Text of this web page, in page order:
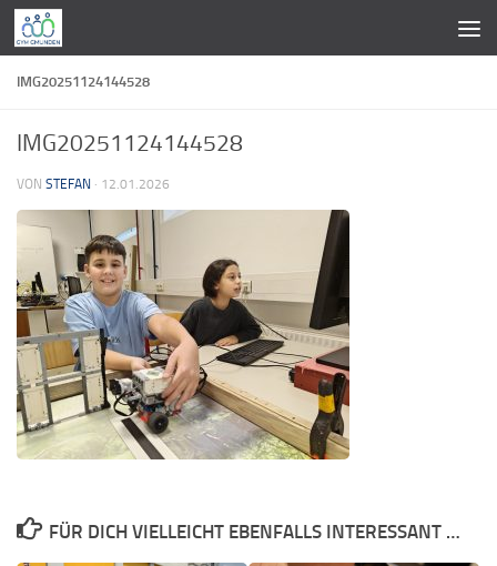
Zum Inhalt springen
IMG20251124144528
IMG20251124144528
VON STEFAN · 12.01.2026
FÜR DICH VIELLEICHT EBENFALLS INTERESSANT …